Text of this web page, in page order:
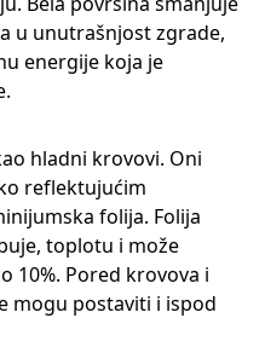
u unutrašnjost zgrade,
energije koja je
hladni krovovi. Oni
reflektujućim
folija. Folija
toplotu i može
10%. Pored krovova i
mogu postaviti i ispod